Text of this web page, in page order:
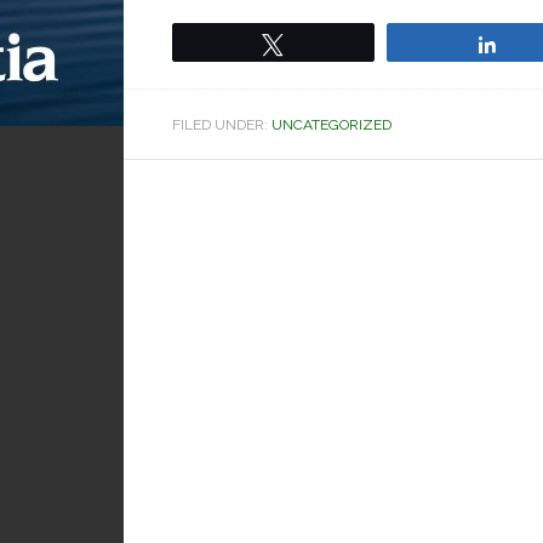
FILED UNDER: UNCATEGORIZED